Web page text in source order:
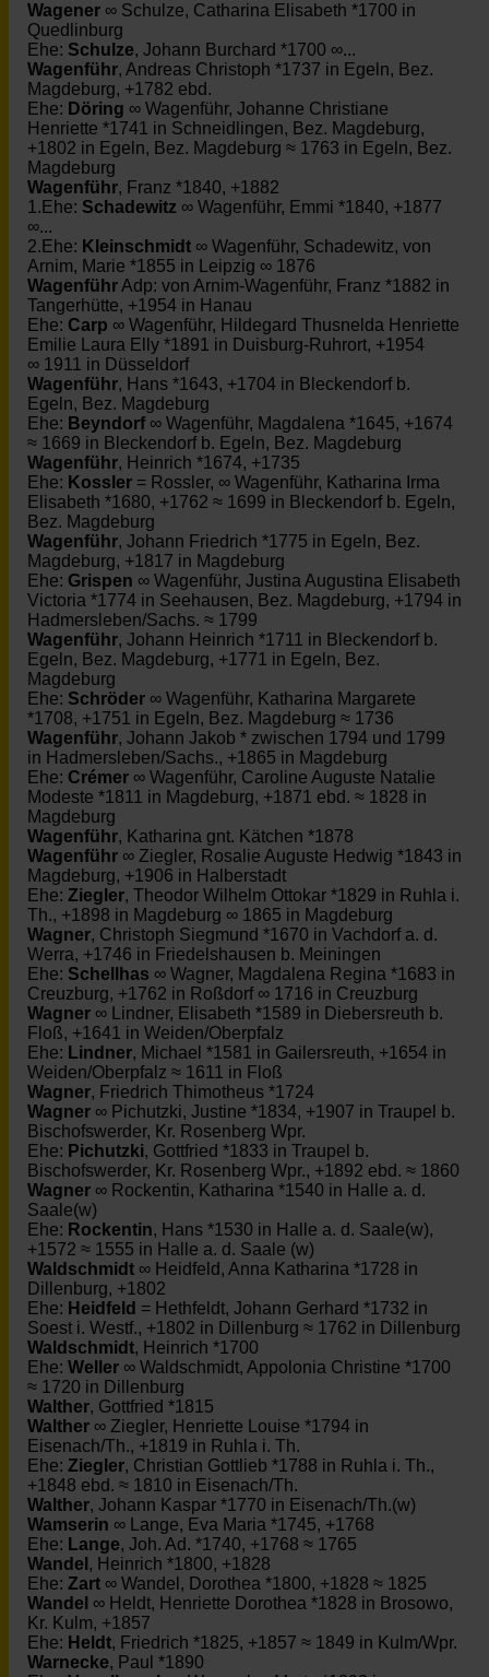
Wagener ∞ Schulze, Catharina Elisabeth *1700 in
Quedlinburg
Ehe: Schulze, Johann Burchard *1700 ∞...
Wagenführ, Andreas Christoph *1737 in Egeln, Bez.
Magdeburg, +1782 ebd.
Ehe: Döring ∞ Wagenführ, Johanne Christiane
Henriette *1741 in Schneidlingen, Bez. Magdeburg,
+1802 in Egeln, Bez. Magdeburg ≈ 1763 in Egeln, Bez.
Magdeburg
Wagenführ, Franz *1840, +1882
1.Ehe: Schadewitz ∞ Wagenführ, Emmi *1840, +1877
∞...
2.Ehe: Kleinschmidt ∞ Wagenführ, Schadewitz, von
Arnim, Marie *1855 in Leipzig ∞ 1876
WagenführAdp: von Arnim-Wagenführ, Franz *1882 in
Tangerhütte, +1954 in Hanau
Ehe: Carp ∞ Wagenführ, Hildegard Thusnelda Henriette
Emilie Laura Elly *1891 in Duisburg-Ruhrort, +1954
∞ 1911 in Düsseldorf
Wagenführ, Hans *1643, +1704 in Bleckendorf b.
Egeln, Bez. Magdeburg
Ehe: Beyndorf ∞ Wagenführ, Magdalena *1645, +1674
≈ 1669 in Bleckendorf b. Egeln, Bez. Magdeburg
Wagenführ, Heinrich *1674, +1735
Ehe: Kossler = Rossler, ∞ Wagenführ, Katharina Irma
Elisabeth *1680, +1762 ≈ 1699 in Bleckendorf b. Egeln,
Bez. Magdeburg
Wagenführ, Johann Friedrich *1775 in Egeln, Bez.
Magdeburg, +1817 in Magdeburg
Ehe: Grispen ∞ Wagenführ, Justina Augustina Elisabeth
Victoria *1774 in Seehausen, Bez. Magdeburg, +1794 in
Hadmersleben/Sachs. ≈ 1799
Wagenführ, Johann Heinrich *1711 in Bleckendorf b.
Egeln, Bez. Magdeburg, +1771 in Egeln, Bez.
Magdeburg
Ehe: Schröder ∞ Wagenführ, Katharina Margarete
*1708, +1751 in Egeln, Bez. Magdeburg ≈ 1736
Wagenführ, Johann Jakob * zwischen 1794 und 1799
in Hadmersleben/Sachs., +1865 in Magdeburg
Ehe: Crémer ∞ Wagenführ, Caroline Auguste Natalie
Modeste *1811 in Magdeburg, +1871 ebd. ≈ 1828 in
Magdeburg
Wagenführ, Katharina gnt. Kätchen *1878
Wagenführ ∞ Ziegler, Rosalie Auguste Hedwig *1843 in
Magdeburg, +1906 in Halberstadt
Ehe: Ziegler, Theodor Wilhelm Ottokar *1829 in Ruhla i.
Th., +1898 in Magdeburg ∞ 1865 in Magdeburg
Wagner, Christoph Siegmund *1670 in Vachdorf a. d.
Werra, +1746 in Friedelshausen b. Meiningen
Ehe: Schellhas ∞ Wagner, Magdalena Regina *1683 in
Creuzburg, +1762 in Roßdorf ∞ 1716 in Creuzburg
Wagner ∞ Lindner, Elisabeth *1589 in Diebersreuth b.
Floß, +1641 in Weiden/Oberpfalz
Ehe: Lindner, Michael *1581 in Gailersreuth, +1654 in
Weiden/Oberpfalz ≈ 1611 in Floß
Wagner, Friedrich Thimotheus *1724
Wagner ∞ Pichutzki, Justine *1834, +1907 in Traupel b.
Bischofswerder, Kr. Rosenberg Wpr.
Ehe: Pichutzki, Gottfried *1833 in Traupel b.
Bischofswerder, Kr. Rosenberg Wpr., +1892 ebd. ≈ 1860
Wagner ∞ Rockentin, Katharina *1540 in Halle a. d.
Saale(w)
Ehe: Rockentin, Hans *1530 in Halle a. d. Saale(w),
+1572 ≈ 1555 in Halle a. d. Saale (w)
Waldschmidt ∞ Heidfeld, Anna Katharina *1728 in
Dillenburg, +1802
Ehe: Heidfeld = Hethfeldt, Johann Gerhard *1732 in
Soest i. Westf., +1802 in Dillenburg ≈ 1762 in Dillenburg
Waldschmidt, Heinrich *1700
Ehe: Weller ∞ Waldschmidt, Appolonia Christine *1700
≈ 1720 in Dillenburg
Walther, Gottfried *1815
Walther ∞ Ziegler, Henriette Louise *1794 in
Eisenach/Th., +1819 in Ruhla i. Th.
Ehe: Ziegler, Christian Gottlieb *1788 in Ruhla i. Th.,
+1848 ebd. ≈ 1810 in Eisenach/Th.
Walther, Johann Kaspar *1770 in Eisenach/Th.(w)
Wamserin ∞ Lange, Eva Maria *1745, +1768
Ehe: Lange, Joh. Ad. *1740, +1768 ≈ 1765
Wandel , Heinrich *1800, +1828
Ehe: Zart ∞ Wandel, Dorothea *1800, +1828 ≈ 1825
Wandel ∞ Heldt, Henriette Dorothea *1828 in Brosowo,
Kr. Kulm, +1857
Ehe: Heldt, Friedrich *1825, +1857 ≈ 1849 in Kulm/Wpr.
Warnecke, Paul *1890